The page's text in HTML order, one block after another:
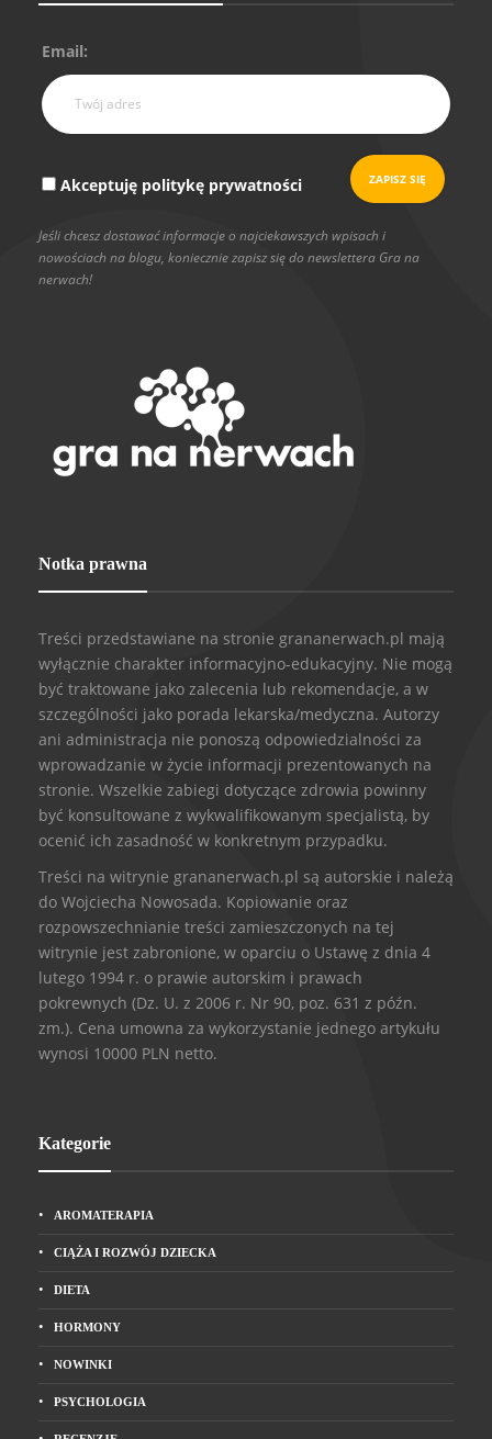
Email:
Akceptuję politykę prywatności
Jeśli chcesz dostawać informacje o najciekawszych wpisach i
nowościach na blogu, koniecznie zapisz się do newslettera Gra na
nerwach!
Notka prawna
Treści przedstawiane na stronie grananerwach.pl mają
wyłącznie charakter informacyjno-edukacyjny. Nie mogą
być traktowane jako zalecenia lub rekomendacje, a w
szczególności jako porada lekarska/medyczna. Autorzy
ani administracja nie ponoszą odpowiedzialności za
wprowadzanie w życie informacji prezentowanych na
stronie. Wszelkie zabiegi dotyczące zdrowia powinny
być konsultowane z wykwalifikowanym specjalistą, by
ocenić ich zasadność w konkretnym przypadku.
Treści na witrynie grananerwach.pl są autorskie i należą
do Wojciecha Nowosada. Kopiowanie oraz
rozpowszechnianie treści zamieszczonych na tej
witrynie jest zabronione, w oparciu o Ustawę z dnia 4
lutego 1994 r. o prawie autorskim i prawach
pokrewnych (Dz. U. z 2006 r. Nr 90, poz. 631 z późn.
zm.). Cena umowna za wykorzystanie jednego artykułu
wynosi 10000 PLN netto.
Kategorie
AROMATERAPIA
CIĄŻA I ROZWÓJ DZIECKA
DIETA
HORMONY
NOWINKI
PSYCHOLOGIA